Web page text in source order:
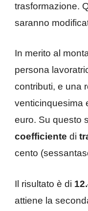
trasformazione.
saranno
In merito al
persona
contributi, e una
venticinquesima
euro. Su questo
coefficiente di
cento
Il risultato è di
attiene la